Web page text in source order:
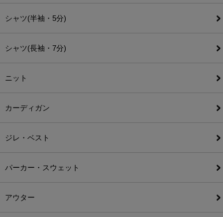
シャツ(半袖・5分)
シャツ(長袖・7分)
ニット
カーディガン
ジレ・ベスト
パーカー・スウェット
アウター